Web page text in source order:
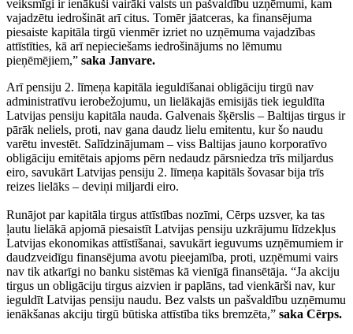
veiksmīgi ir ienākuši vairāki valsts un pašvaldību uzņēmumi, kam
vajadzētu iedrošināt arī citus. Tomēr jāatceras, ka finansējuma
piesaiste kapitāla tirgū vienmēr izriet no uzņēmuma vajadzības
attīstīties, kā arī nepieciešams iedrošinājums no lēmumu
pieņēmējiem,” saka Janvare.
Arī pensiju 2. līmeņa kapitāla ieguldīšanai obligāciju tirgū nav
administratīvu ierobežojumu, un lielākajās emisijās tiek ieguldīta
Latvijas pensiju kapitāla nauda. Galvenais šķērslis – Baltijas tirgus ir
pārāk neliels, proti, nav gana daudz lielu emitentu, kur šo naudu
varētu investēt. Salīdzinājumam – viss Baltijas jauno korporatīvo
obligāciju emitētais apjoms pērn nedaudz pārsniedza trīs miljardus
eiro, savukārt Latvijas pensiju 2. līmeņa kapitāls šovasar bija trīs
reizes lielāks – deviņi miljardi eiro.
Runājot par kapitāla tirgus attīstības nozīmi, Cērps uzsver, ka tas
ļautu lielākā apjomā piesaistīt Latvijas pensiju uzkrājumu līdzekļus
Latvijas ekonomikas attīstīšanai, savukārt ieguvums uzņēmumiem ir
daudzveidīgu finansējuma avotu pieejamība, proti, uzņēmumi vairs
nav tik atkarīgi no banku sistēmas kā vienīgā finansētāja. “Ja akciju
tirgus un obligāciju tirgus aizvien ir paplāns, tad vienkārši nav, kur
ieguldīt Latvijas pensiju naudu. Bez valsts un pašvaldību uzņēmumu
ienākšanas akciju tirgū būtiska attīstība tiks bremzēta,” saka Cērps.